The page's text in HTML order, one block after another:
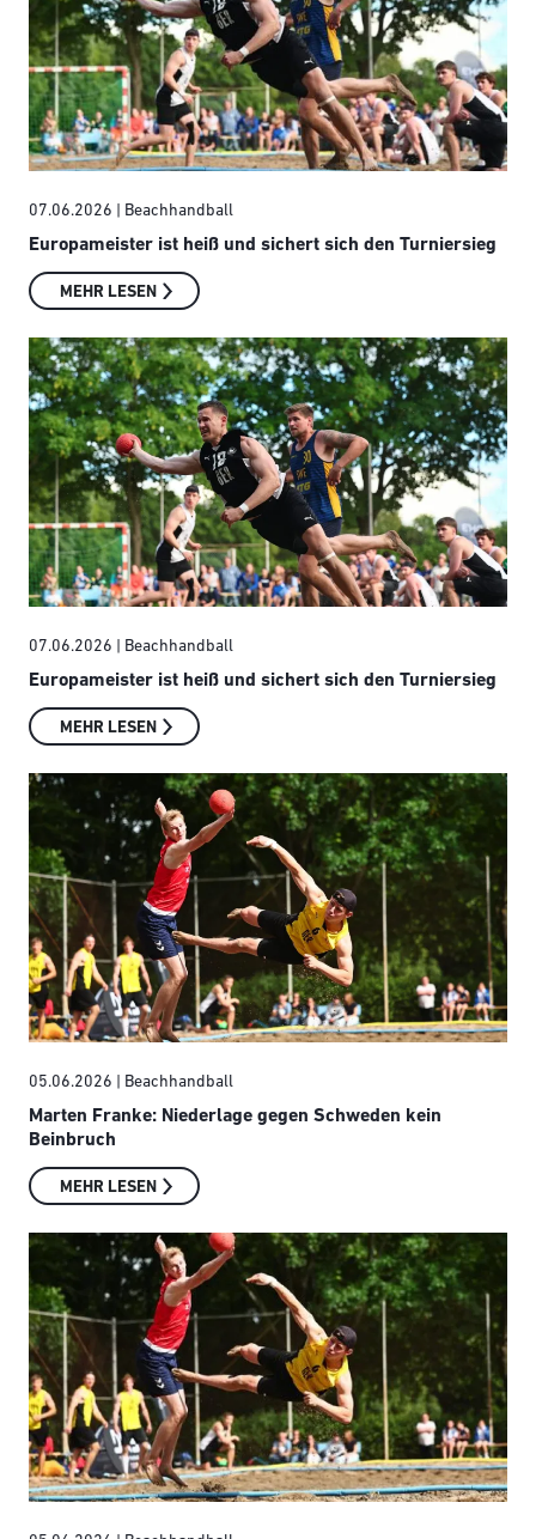
07.06.2026 | Beachhandball
Europameister ist heiß und sichert sich den Turniersieg
MEHR LESEN
07.06.2026 | Beachhandball
Europameister ist heiß und sichert sich den Turniersieg
MEHR LESEN
05.06.2026 | Beachhandball
Marten Franke: Niederlage gegen Schweden kein
Beinbruch
MEHR LESEN